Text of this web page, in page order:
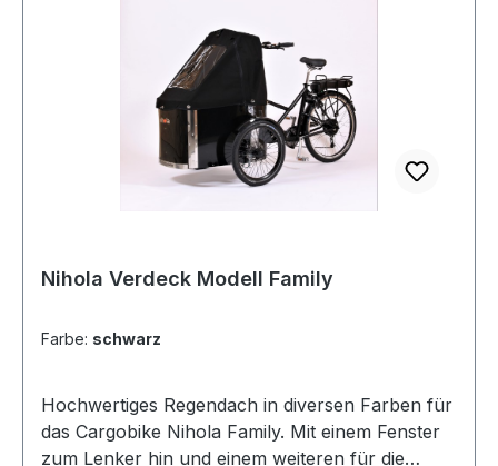
Nihola Verdeck Modell Family
Farbe: schwarz
Hochwertiges Regendach in diversen Farben für
das Cargobike Nihola Family. Mit einem Fenster
zum Lenker hin und einem weiteren für die